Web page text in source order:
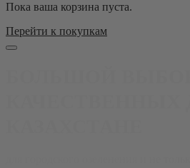
Пока ваша корзина пуста.
Перейти к покупкам